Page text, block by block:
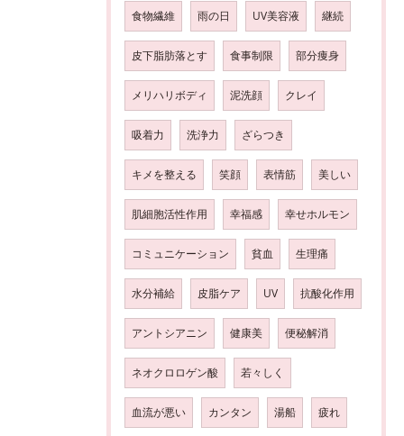
食物繊維 雨の日 UV美容液 継続
皮下脂肪落とす 食事制限 部分痩身
メリハリボディ 泥洗顔 クレイ
吸着力 洗浄力 ざらつき
キメを整える 笑顔 表情筋 美しい
肌細胞活性作用 幸福感 幸せホルモン
コミュニケーション 貧血 生理痛
水分補給 皮脂ケア UV 抗酸化作用
アントシアニン 健康美 便秘解消
ネオクロロゲン酸 若々しく
血流が悪い カンタン 湯船 疲れ